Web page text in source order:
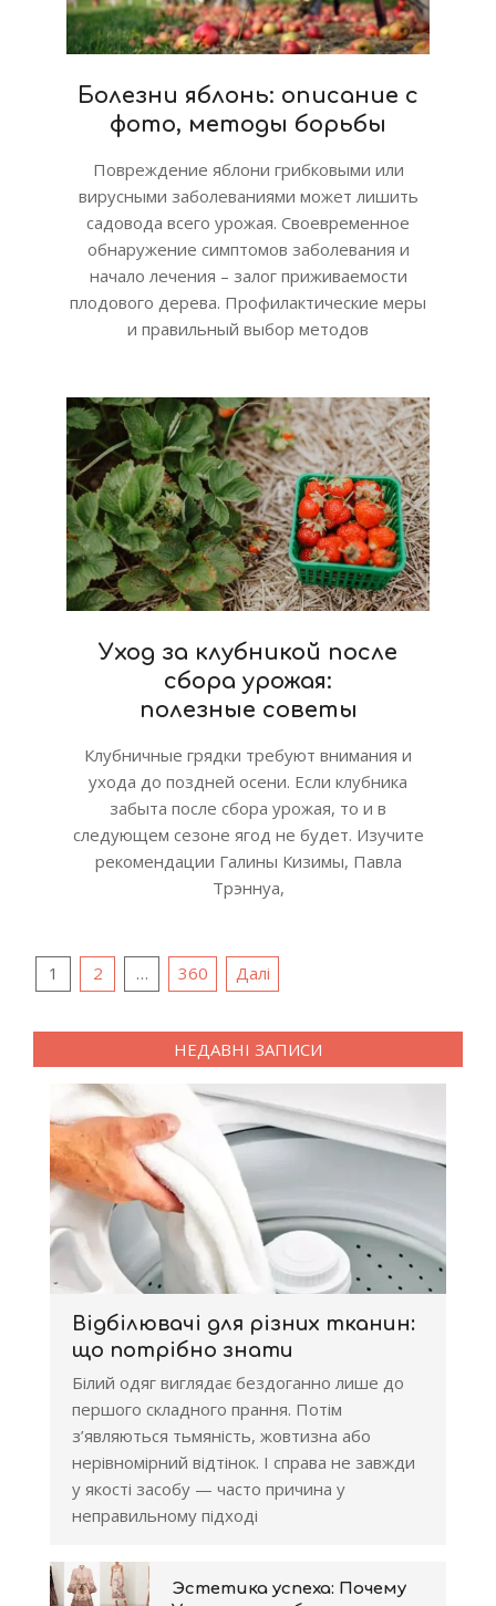
Болезни яблонь: описание с
фото, методы борьбы
Повреждение яблони грибковыми или
вирусными заболеваниями может лишить
садовода всего урожая. Своевременное
обнаружение симптомов заболевания и
начало лечения – залог приживаемости
плодового дерева. Профилактические меры
и правильный выбор методов
Уход за клубникой после
сбора урожая:
полезные советы
Клубничные грядки требуют внимания и
ухода до поздней осени. Если клубника
забыта после сбора урожая, то и в
следующем сезоне ягод не будет. Изучите
рекомендации Галины Кизимы, Павла
Трэннуа,
Пагінація
1 2 … 360 Далі
НЕДАВНІ ЗАПИСИ
Відбілювачі для різних тканин:
що потрібно знати
Білий одяг виглядає бездоганно лише до
першого складного прання. Потім
з’являються тьмяність, жовтизна або
нерівномірний відтінок. І справа не завжди
у якості засобу — часто причина у
неправильному підході
Эстетика успеха: Почему